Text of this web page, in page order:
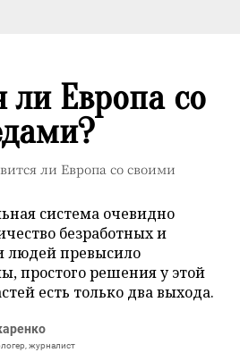
ли Европа со
ли Европа со своими
система очевидно
безработных и
людей превысило
простого решения у этой
есть только два выхода.
журналист